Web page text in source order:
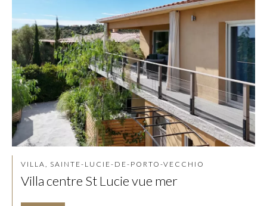
VILLA, SAINTE-LUCIE-DE-PORTO-VECCHIO
Villa centre St Lucie vue mer